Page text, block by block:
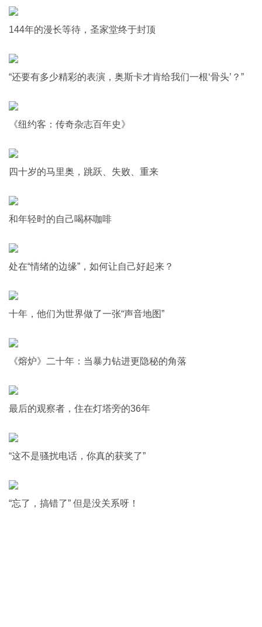
144年的漫长等待，圣家堂终于封顶
“还要有多少精彩的表演，奥斯卡才肯给我们一根‘骨头’？”
《纽约客：传奇杂志百年史》
四十岁的马里奥，跳跃、失败、重来
和年轻时的自己喝杯咖啡
处在“情绪的边缘”，如何让自己好起来？
十年，他们为世界做了一张“声音地图”
《熔炉》二十年：当暴力钻进更隐秘的角落
最后的观察者，住在灯塔旁的36年
“这不是骚扰电话，你真的获奖了”
“忘了，搞错了” 但是没关系呀！